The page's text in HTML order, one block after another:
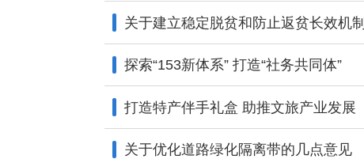
关于建立稳定脱贫和防止返贫长效机
探索“153新体系” 打造“社务共同体”
打造特产伴手礼盒 助推文旅产业发展
关于优化道路绿化隔离带的几点意见